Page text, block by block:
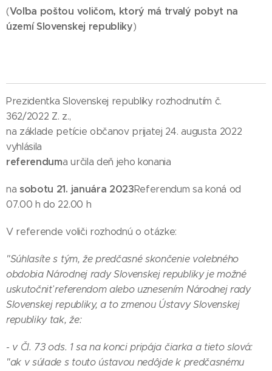
(Voľba poštou voličom, ktorý má trvalý pobyt na
území Slovenskej republiky)
Prezidentka Slovenskej republiky rozhodnutím č.
362/2022 Z. z.,
na základe petície občanov prijatej 24. augusta 2022
vyhlásila
referenduma určila deň jeho konania
nasobotu 21. januára 2023Referendum sa koná od
07.00 h do 22.00 h
V referende voliči rozhodnú o otázke:
"Súhlasíte s tým, že predčasné skončenie volebného
obdobia Národnej rady Slovenskej republiky je možné
uskutočniť referendom alebo uznesením Národnej rady
Slovenskej republiky, a to zmenou Ústavy Slovenskej
republiky tak, že:
- v Čl. 73 ods. 1 sa na konci pripája čiarka a tieto slová:
"ak v súlade s touto ústavou nedôjde k predčasnému